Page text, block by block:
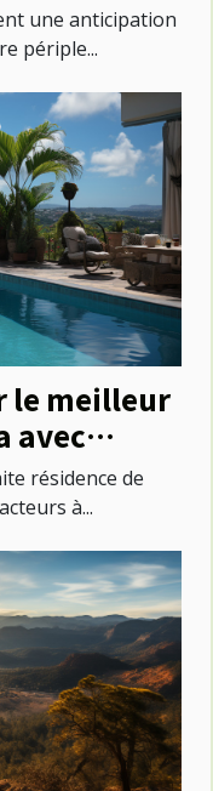
?
une anticipation
périple...
le meilleur
avec
résidence de
à...